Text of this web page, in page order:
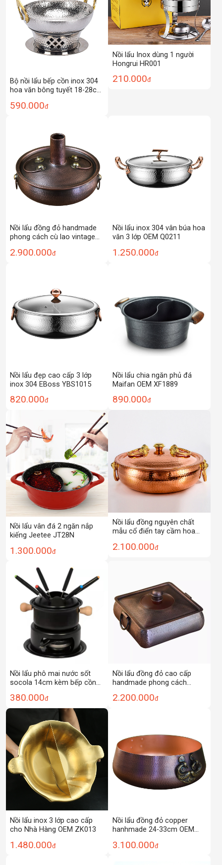
Bộ nồi lẩu bếp cồn inox 304
hoa văn bông tuyết 18-28cm
590.000đ
Nồi lẩu Inox dùng 1 người
Hongrui HR001
210.000đ
Nồi lẩu đồng đỏ handmade
phong cách cù lao vintage
2.900.000đ
Nồi lẩu inox 304 vân búa hoa
văn 3 lớp OEM Q0211
1.250.000đ
Nồi lẩu đẹp cao cấp 3 lớp
inox 304 EBoss YBS1015
820.000đ
Nồi lẩu chia ngăn phủ đá
Maifan OEM XF1889
890.000đ
Nồi lẩu vân đá 2 ngăn nắp
kiếng Jeetee JT28N
1.300.000đ
Nồi lẩu đồng nguyên chất
mẫu cổ điển tay cầm hoa
LWC05
2.100.000đ
Nồi lẩu phô mai nước sốt
socola 14cm kèm bếp cồn
380.000đ
Nồi lẩu đồng đỏ cao cấp
handmade phong cách
2.200.000đ
Nồi lẩu inox 3 lớp cao cấp
cho Nhà Hàng OEM ZK013
1.480.000đ
Nồi lẩu đồng đỏ copper
hanhmade 24-33cm OEM
3.100.000đ